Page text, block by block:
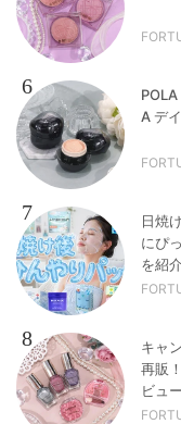
6
A デ
7
日焼
にぴ
を紹介
8
キャ
再販
ビュー